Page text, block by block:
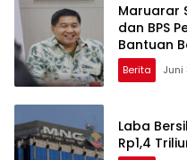
Maruarar
dan BPS
Bantuan
Berita Juni
Laba
Rp1,4